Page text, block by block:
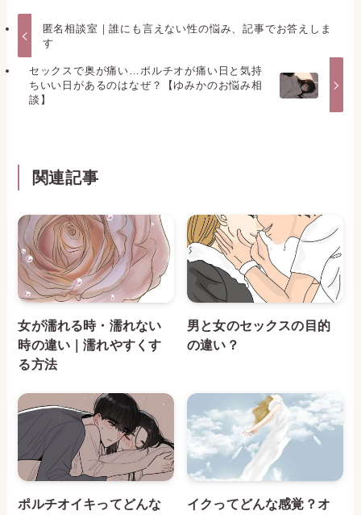
匿名相談室｜誰にも言えない性の悩み、記事でお答えしま
す
セックスで奥が痛い…ポルチオが痛い日と気持
ちいい日があるのはなぜ？【ゆみかのお悩み相
談】
関連記事
女が濡れる時・濡れない
時の違い｜濡れやすくす
る方法
男と女のセックスの目的
の違い？
ポルチオイキってどんな
イクってどんな感覚？オ